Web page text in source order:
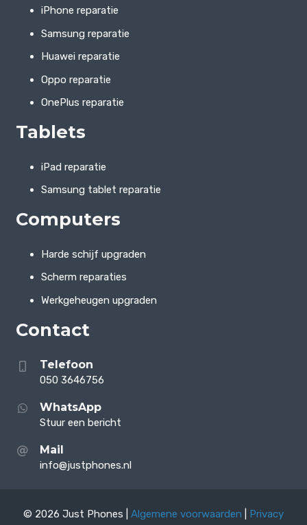
iPhone reparatie
Samsung reparatie
Huawei reparatie
Oppo reparatie
OnePlus reparatie
Tablets
iPad reparatie
Samsung tablet reparatie
Computers
Harde schijf upgraden
Scherm reparaties
Werkgeheugen upgraden
Contact
Telefoon
050 3646756
WhatsApp
Stuur een bericht
Mail
info@justphones.nl
© 2026 Just Phones | Algemene voorwaarden Privacy